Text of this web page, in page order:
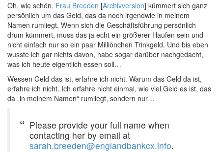
Oh, wie schön. Frau Breeden [Archivversion] kümmert sich ganz
persönlich um das Geld, das da noch irgendwie in meinem
Namen rumliegt. Wenn sich die Geschäftsführung persönlich
drum kümmert, muss das ja echt ein größerer Haufen sein und
nicht einfach nur so ein paar Milliönchen Trinkgeld. Und bis eben
wusste ich gar nichts davon, habe sogar darüber nachgedacht,
was ich heute eigentlich essen soll…
Wessen Geld das ist, erfahre ich nicht. Warum das Geld da ist,
erfahre ich nicht. Ich erfahre nicht einmal, wie viel Geld es ist, das
da „in meinem Namen“ rumliegt, sondern nur…
Please provide your full name when
contacting her by email at
sarah.breeden@englandbankcx.info.